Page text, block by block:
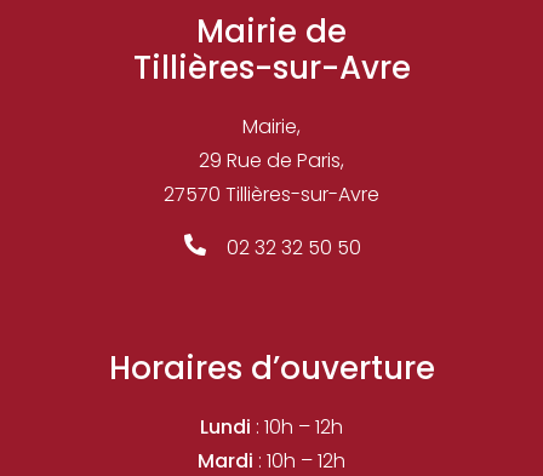
Mairie de
Tillières-sur-Avre
Mairie,
29 Rue de Paris,
27570 Tillières-sur-Avre
02 32 32 50 50
Horaires d’ouverture
Lundi : 10h – 12h
Mardi : 10h – 12h